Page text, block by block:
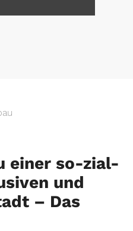
einer so-zial-
und
– Das